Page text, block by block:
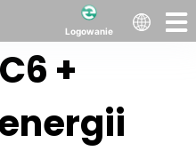
Logowanie
+